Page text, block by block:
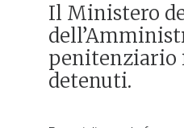
Il Ministero
penitenziario
detenuti.